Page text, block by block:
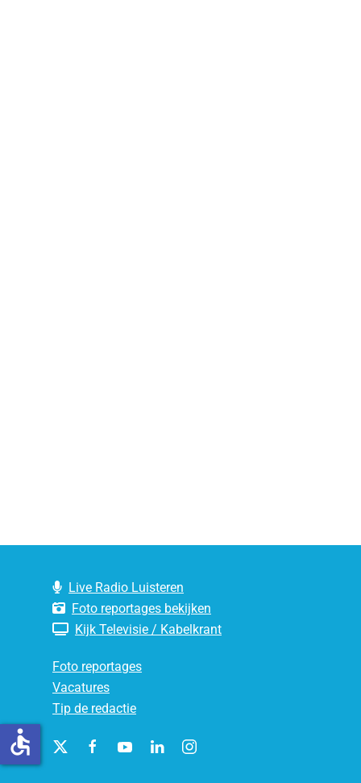
Live Radio Luisteren
Foto reportages bekijken
Kijk Televisie / Kabelkrant
Foto reportages
Vacatures
Tip de redactie
accessible